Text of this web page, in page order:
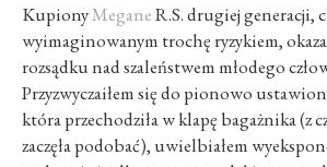
KupionyMeganeR.S. drugiej generacji,
wyimaginowanym trochę ryzykiem,
rozsądku nad szaleństwem młodego
Przyzwyczaiłem się do pionowo
która przechodziła w klapę bagażnika (z
zaczęła podobać), uwielbiałem